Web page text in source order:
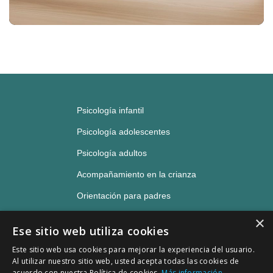
Psicología infantil
Psicología adolescentes
Psicología adultos
Acompañamiento en la crianza
Orientación para padres
Sala de estudio
Blog
Bienvenid@ a AlfaBeta.
×
Ese sitio web utiliza cookies
Este sitio web usa cookies para mejorar la experiencia del usuario.
Al utilizar nuestro sitio web, usted acepta todas las cookies de